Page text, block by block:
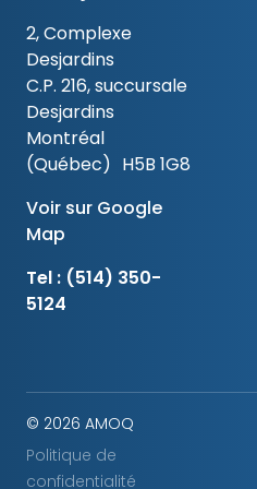
2, Complexe
Desjardins
C.P. 216, succursale
Desjardins
Montréal
(Québec) H5B 1G8
Voir sur Google
Map
Tel : (514) 350-
5124
© 2026 AMOQ
Politique de
confidentialité